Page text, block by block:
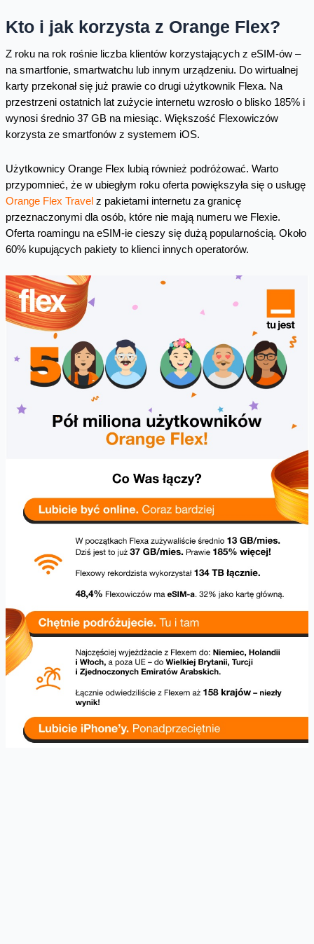
Kto i jak korzysta z Orange Flex?
Z roku na rok rośnie liczba klientów korzystających z eSIM-ów –
na smartfonie, smartwatchu lub innym urządzeniu. Do wirtualnej
karty przekonał się już prawie co drugi użytkownik Flexa. Na
przestrzeni ostatnich lat zużycie internetu wzrosło o blisko 185% i
wynosi średnio 37 GB na miesiąc. Większość Flexowiczów
korzysta ze smartfonów z systemem iOS.
Użytkownicy Orange Flex lubią również podróżować. Warto
przypomnieć, że w ubiegłym roku oferta powiększyła się o usługę
Orange Flex Travel z pakietami internetu za granicę
przeznaczonymi dla osób, które nie mają numeru we Flexie.
Oferta roamingu na eSIM-ie cieszy się dużą popularnością. Około
60% kupujących pakiety to klienci innych operatorów.